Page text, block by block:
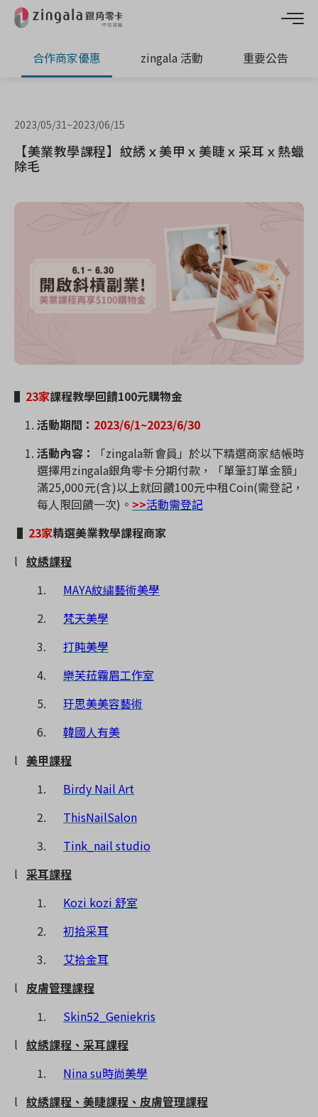
合作商家優惠 zingala 活動 重要公告
2023/05/31 ~2023/06/15
【美業教學課程】紋綉ｘ美甲ｘ美睫ｘ采耳ｘ熱蠟
除毛
▌ 23家課程教學回饋100元購物金
活動期間： 2023/6/1~2023/6/30
活動內容：
「zingala新會員」於以下精選商家結帳時
選擇用zingala銀角零卡分期付款，「單筆訂單金額」
滿25,000元(含)以上就回饋100元中租Coin(需登記，
每人限回饋一次) 。 >>活動需登記
▌ 23家精選美業教學課程商家
l 紋綉課程
1.
MAYA紋繍藝術美學
2.
梵天美學
3.
打盹美學
4.
樂芙菈霧眉工作室
5.
玗思美美容藝術
6.
韓國人有美
l 美甲課程
1.
Birdy Nail Art
2.
ThisNailSalon
3.
Tink_nail studio
l 采耳課程
1.
Kozi kozi 舒室
2.
初拾采耳
3.
艾拾金耳
l 皮膚管理課程
1.
Skin52_Geniekris
l 紋綉課程、采耳課程
1.
Nina su時尚美學
l 紋綉課程、美睫課程、皮膚管理課程